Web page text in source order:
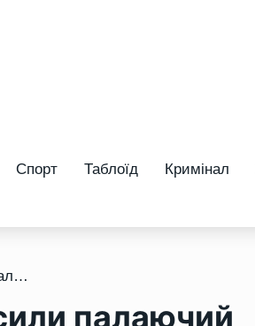
Спорт Таблоїд Кримінал
/ Пожежники показали, як гасили палаючий автомобіль у Рівному
палаючий